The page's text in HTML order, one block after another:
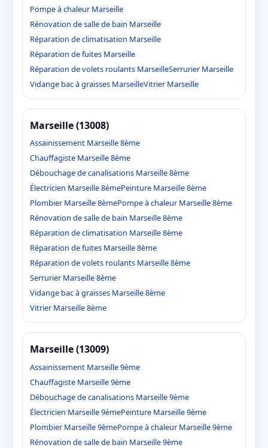
Pompe à chaleur Marseille
Rénovation de salle de bain Marseille
Réparation de climatisation Marseille
Réparation de fuites Marseille
Réparation de volets roulants MarseilleSerrurier Marseille
Vidange bac à graisses MarseilleVitrier Marseille
Marseille (13008)
Assainissement Marseille 8ème
Chauffagiste Marseille 8ème
Débouchage de canalisations Marseille 8ème
Électricien Marseille 8èmePeinture Marseille 8ème
Plombier Marseille 8èmePompe à chaleur Marseille 8ème
Rénovation de salle de bain Marseille 8ème
Réparation de climatisation Marseille 8ème
Réparation de fuites Marseille 8ème
Réparation de volets roulants Marseille 8ème
Serrurier Marseille 8ème
Vidange bac à graisses Marseille 8ème
Vitrier Marseille 8ème
Marseille (13009)
Assainissement Marseille 9ème
Chauffagiste Marseille 9ème
Débouchage de canalisations Marseille 9ème
Électricien Marseille 9èmePeinture Marseille 9ème
Plombier Marseille 9èmePompe à chaleur Marseille 9ème
Rénovation de salle de bain Marseille 9ème